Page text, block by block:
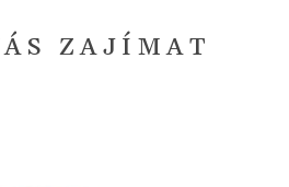
ZAJÍMAT